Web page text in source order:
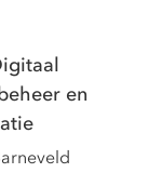
en